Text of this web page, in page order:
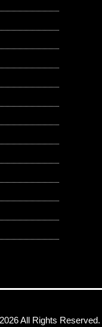
All Rights Reserved.